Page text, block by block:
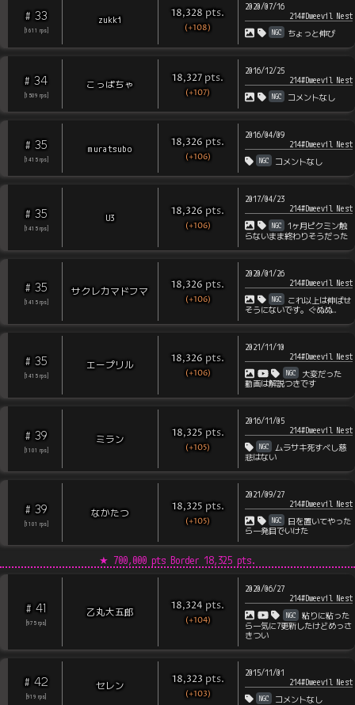
# 33
1611 rps
zukki 18,328 pts.
(+108)
2020/07/16
214#Dweevil Nest
NGC ちょっと伸び
# 34
1509 rps
こっぱちゃ 18,327 pts.
(+107)
2016/12/25
214#Dweevil Nest
NGC コメントなし
# 35
1415 rps
muratsubo 18,326 pts.
(+106)
2016/04/09
214#Dweevil Nest
NGC コメントなし
# 35
1415 rps
U3 18,326 pts.
(+106)
2017/04/23
214#Dweevil Nest
NGC
1ヶ月ピクミン触
らないまま終わりそうだった
# 35
1415 rps
サクレカマドフマ 18,326 pts.
(+106)
2020/01/26
214#Dweevil Nest
NGC
これ以上は伸ばせ
そうにないです。ぐぬぬ…
# 35
1415 rps
エープリル 18,326 pts.
(+106)
2021/11/10
214#Dweevil Nest
NGC
大変だった
動画は解説つきです
# 39
1101 rps
ミラン 18,325 pts.
(+105)
2016/11/05
214#Dweevil Nest
NGC
ムラサキ死すべし慈
悲はない
# 39
1101 rps
なかたつ 18,325 pts.
(+105)
2021/09/27
214#Dweevil Nest
NGC
日を置いてやった
ら一発目でいけた
★ 700,000 pts Border 18,325 pts.
# 41
[975 rps
乙丸大五郎 18,324 pts.
(+104)
2020/06/27
214#Dweevil Nest
NGC
粘りに粘った
ら一気に7更新したけどめっさ
きつい
# 42
[919 rps
セレン 18,323 pts.
(+103)
2015/11/01
214#Dweevil Nest
NGC コメントなし